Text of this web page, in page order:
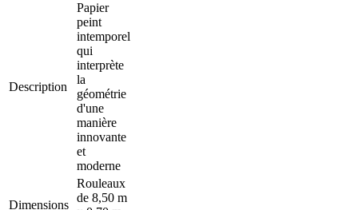
Description
Papier
peint
intemporel
qui
interprète
la
géométrie
d'une
manière
innovante
et
moderne
Dimensions
Rouleaux
de 8,50 m